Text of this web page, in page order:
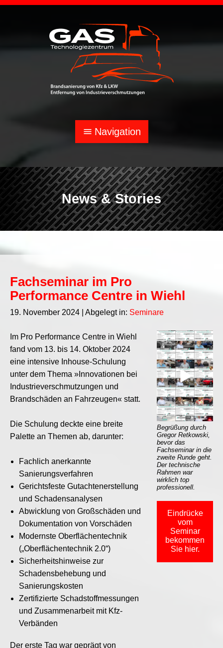
menu Navigation
News & Stories
Fachseminar im Pro
Performance Centre in Wiehl
19. November 2024 | Abgelegt in: Seminare
Im Pro Performance Centre in Wiehl
fand vom 13. bis 14. Oktober 2024
eine intensive Inhouse-Schulung
unter dem Thema »Innovationen bei
Industrieverschmutzungen und
Brandschäden an Fahrzeugen« statt.
Die Schulung deckte eine breite
Palette an Themen ab, darunter:
Fachlich anerkannte
Sanierungsverfahren
Gerichtsfeste Gutachtenerstellung
und Schadensanalysen
Abwicklung von Großschäden und
Dokumentation von Vorschäden
Modernste Oberflächentechnik
(„Oberflächentechnik 2.0“)
Sicherheitshinweise zur
Schadensbehebung und
Sanierungskosten
Zertifizierte Schadstoffmessungen
und Zusammenarbeit mit Kfz-
Verbänden
Der erste Tag war geprägt von
Begrüßung durch
Gregor Retkowski,
bevor das
Fachseminar in die
zweite Runde geht.
Der technische
Rahmen war
wirklich top
professionell.
Eindrücke
vom
Seminar
bekommen
Sie hier.